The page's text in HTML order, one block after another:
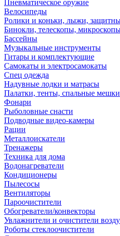
Пневматическое оружие
Велосипеды
Ролики и коньки, лыжи,
Бинокли, телескопы,
Бассейны
Музыкальные инструменты
Гитары и комплектующие
Самокаты и электросамокаты
Спец одежда
Надувные лодки и матрасы
Палатки, тенты, спальные мешки
Фонари
Рыболовные снасти
Подводные видео-камеры
Рации
Металлоискатели
Тренажеры
Техника для дома
Водонагреватели
Кондиционеры
Пылесосы
Вентиляторы
Пароочистители
Обогреватели/конвекторы
Увлажнители и очистители
Роботы стеклоочистители